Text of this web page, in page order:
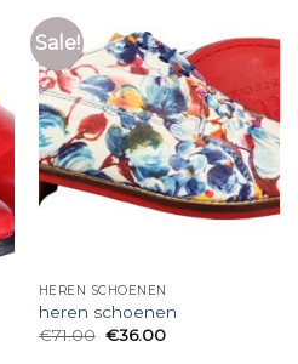
Sale!
HEREN SCHOENEN
heren schoenen
€71.00 €36.00